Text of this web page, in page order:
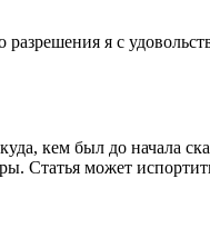
я с
кем был до начала
Статья может